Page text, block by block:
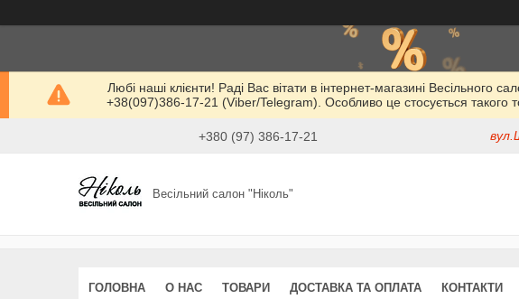
Любі наші клієнти! Раді Вас вітати в інтернет-магазині
+38(097)386-17-21 (Viber/Telegram). Особливо це стосується такого
+380 (97) 386-17-21
Весільний салон "Ніколь"
ГОЛОВНА О НАС ТОВАРИ ДОСТАВКА ТА ОПЛАТА КОНТАКТИ